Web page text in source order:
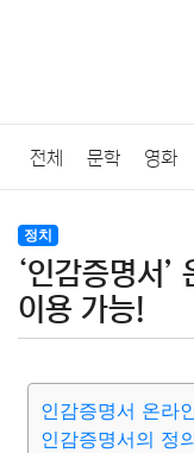
전체 문학 영화
법률
질병 가요 방송
요리 상품리뷰
정치
‘인감증명서’
이용 가능!
인감증명서 온라
인감증명서의 정